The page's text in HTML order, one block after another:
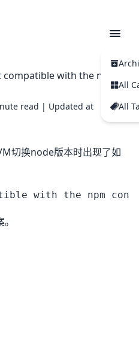
All
All
with the npm
read | Updated at
切换node版本时出现了如